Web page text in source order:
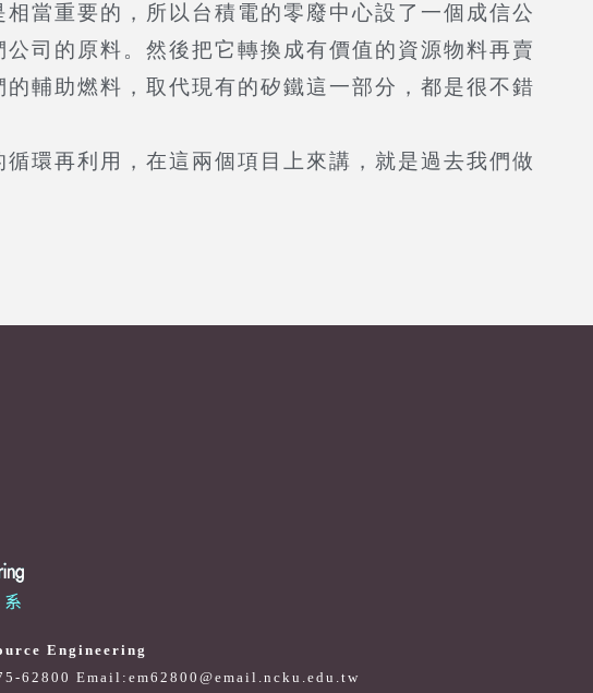
當重要的，所以台積電的零廢中心設了一個成信公
司的原料。然後把它轉換成有價值的資源物料再賣
輔助燃料，取代現有的矽鐵這一部分，都是很不錯
再利用，在這兩個項目上來講，就是過去我們做
Engineering
62800 Email:em62800@email.ncku.edu.tw